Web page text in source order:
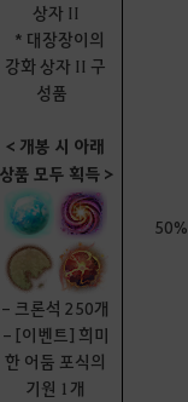
상자 II
* 대장장이의
강화 상자 II 구
성품
< 개봉 시 아래
상품 모두 획득 >
- 크론석 250개
- [이벤트] 희미
한 어둠 포식의
기원 1개
50%